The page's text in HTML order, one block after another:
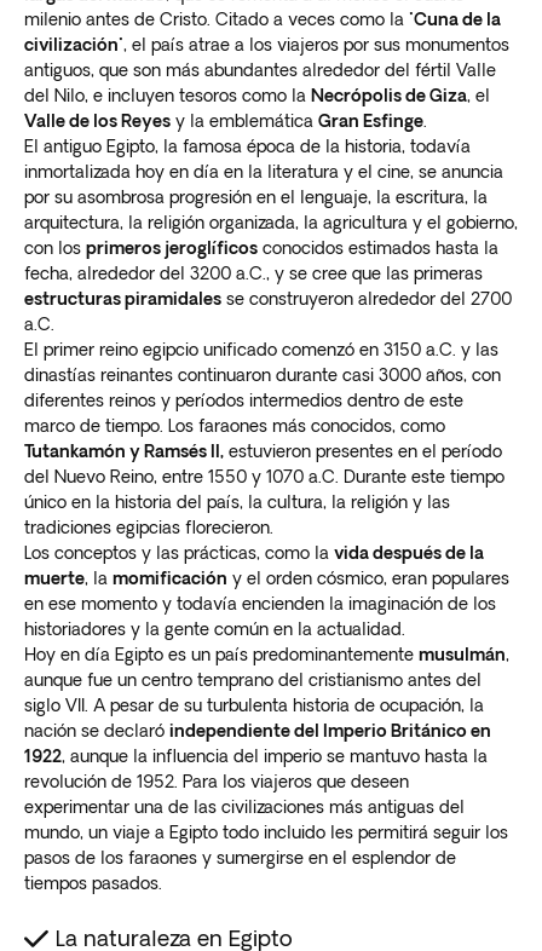
milenio antes de Cristo. Citado a veces como la "Cuna de la
civilización", el país atrae a los viajeros por sus monumentos
antiguos, que son más abundantes alrededor del fértil Valle
del Nilo, e incluyen tesoros como la Necrópolis de Giza, el
Valle de los Reyes y la emblemática Gran Esfinge
El antiguo Egipto, la famosa época de la historia, todavía
inmortalizada hoy en día en la literatura y el cine, se anuncia
por su asombrosa progresión en el lenguaje, la escritura, la
arquitectura, la religión organizada, la agricultura y el gobierno,
con los primeros jeroglíficos conocidos estimados hasta la
fecha, alrededor del 3200 a.C., y se cree que las primeras
estructuras piramidales se construyeron alrededor del 2700
a.C.
El primer reino egipcio unificado comenzó en 3150 a.C. y las
dinastías reinantes continuaron durante casi 3000 años, con
diferentes reinos y períodos intermedios dentro de este
marco de tiempo. Los faraones más conocidos, como
Tutankamón y Ramsés II, estuvieron presentes en el período
del Nuevo Reino, entre 1550 y 1070 a.C. Durante este tiempo
único en la historia del país, la cultura, la religión y las
tradiciones egipcias florecieron.
Los conceptos y las prácticas, como la vida después de la
muerte, la momificación y el orden cósmico, eran populares
en ese momento y todavía encienden la imaginación de los
historiadores y la gente común en la actualidad.
Hoy en día Egipto es un país predominantemente musulmán,
aunque fue un centro temprano del cristianismo antes del
siglo VII. A pesar de su turbulenta historia de ocupación, la
nación se declaró independiente del Imperio Británico en
1922, aunque la influencia del imperio se mantuvo hasta la
revolución de 1952. Para los viajeros que deseen
experimentar una de las civilizaciones más antiguas del
mundo, un viaje a Egipto todo incluido les permitirá seguir los
pasos de los faraones y sumergirse en el esplendor de
tiempos pasados.
La naturaleza en Egipto